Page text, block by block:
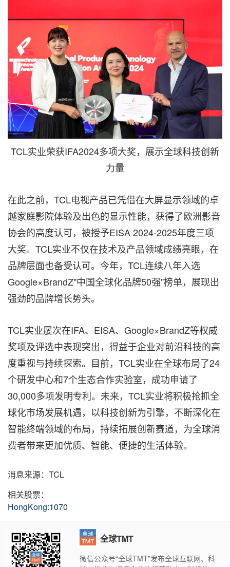
TCL实业荣获IFA2024多项大奖，展示全球科技创新
力量
在此之前，TCL电视产品已凭借在大屏显示领域的卓
越家庭影院体验及出色的显示性能，获得了欧洲影音
协会的高度认可，被授予EISA 2024-2025年度三项
大奖。TCL实业不仅在技术及产品领域成绩亮眼，在
品牌层面也备受认可。今年，TCL连续八年入选
Google×BrandZ"中国全球化品牌50强"榜单，展现出
强劲的品牌增长势头。
TCL实业屡次在IFA、EISA、Google×BrandZ等权威
奖项及评选中表现突出，得益于企业对前沿科技的高
度重视与持续探索。目前，TCL实业在全球布局了24
个研发中心和7个生态合作实验室，成功申请了
30,000多项发明专利。未来，TCL实业将积极抢抓全
球化市场发展机遇，以科技创新为引擎，不断深化在
智能终端领域的布局，持续拓展创新赛道，为全球消
费者带来更加优质、智能、便捷的生活体验。
消息来源：TCL
相关股票：
HongKong:1070
全球TMT
微信公众号“全球TMT”发布全球互联网、科